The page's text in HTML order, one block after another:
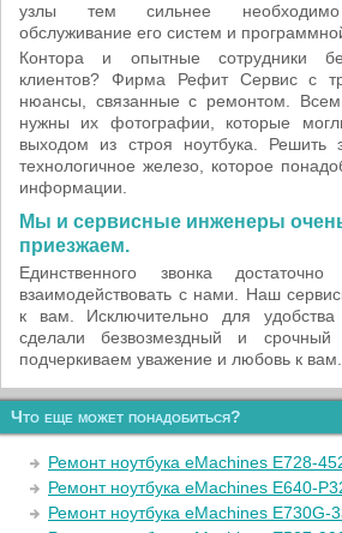
узлы тем сильнее необходимо
обслуживание его систем и
Контора и опытные сотрудники
клиентов? Фирма Рефит Сервис с
нюансы, связанные с ремонтом.
нужны их фотографии, которые
выходом из строя ноутбука. Решить
технологичное железо, которое
информации.
Мы и сервисные инженеры
приезжаем.
Единственного звонка
взаимодействовать с нами. Наш
к вам. Исключительно для
сделали безвозмездный и
подчеркиваем уважение и любовь к вам.
Что еще может понадобиться?
Ремонт ноутбука eMachines E728-
Ремонт ноутбука eMachines E640-
Ремонт ноутбука eMachines E730G-